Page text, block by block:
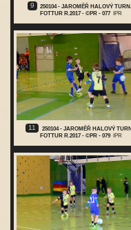
9
250104 - JAROMĚŘ HALOVÝ
FOTTUR R.2017 - ©PR - 077
IPR
11
250104 - JAROMĚŘ HALOVÝ
FOTTUR R.2017 - ©PR - 079
IPR